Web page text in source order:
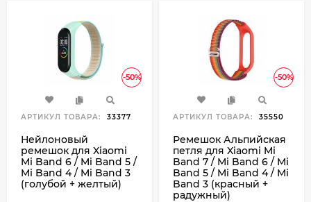
-50%
АРТИКУЛ ТОВАРА: 33377
Нейлоновый
ремешок для Xiaomi
Mi Band 6 / Mi Band 5 /
Mi Band 4 / Mi Band 3
(голубой + желтый)
-50%
АРТИКУЛ ТОВАРА: 35550
Ремешок Альпийская
петля для Xiaomi Mi
Band 7 / Mi Band 6 / Mi
Band 5 / Mi Band 4 / Mi
Band 3 (красный +
радужный)